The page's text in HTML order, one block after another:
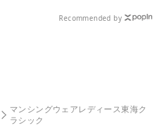
Recommended by
マンシングウェアレディース東海ク
ラシック